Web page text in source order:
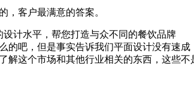
，客户最满意的答案。
设计水平，帮您打造与众不同的餐饮品牌
吧，但是事实告诉我们平面设计没有速
这个市场和其他行业相关的东西，这些